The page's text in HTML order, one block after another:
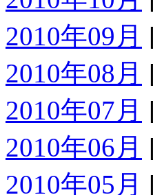
2010年09月
2010年08月
2010年07月
2010年06月
2010年05月